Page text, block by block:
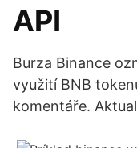
API
Burza Binance
využití BNB
komentáře.